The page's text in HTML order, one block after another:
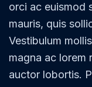
orci ac euismod
mauris, quis
Vestibulum
magna ac lorem
auctor lobortis.